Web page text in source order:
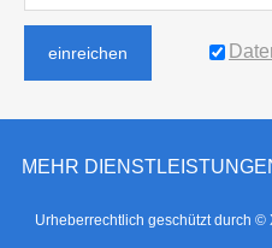
einreichen
MEHR
Urheberrechtlich geschützt durch